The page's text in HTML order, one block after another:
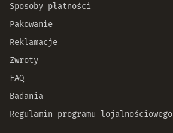
Sposoby płatności
Pakowanie
Reklamacje
Zwroty
FAQ
Badania
Regulamin programu lojalnościowego